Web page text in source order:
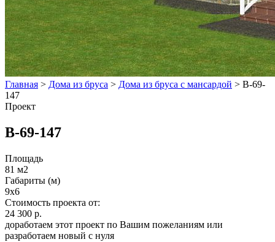
Главная > Дома из бруса > Дома из бруса с мансардой > В-69-
147
Проект
В-69-147
Площадь
81 м2
Габариты (м)
9х6
Стоимость проекта от:
24 300 р.
доработаем этот проект по Вашим пожеланиям или
разработаем новый с нуля